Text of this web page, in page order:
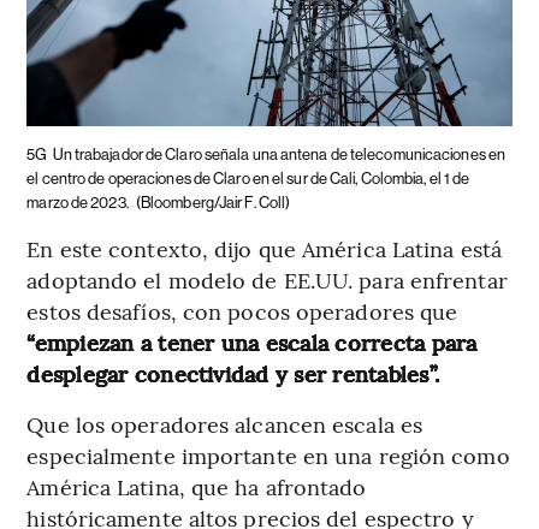
5G Un trabajador de Claro señala una antena de telecomunicaciones en
el centro de operaciones de Claro en el sur de Cali, Colombia, el 1 de
marzo de 2023. (Bloomberg/Jair F. Coll)
En este contexto, dijo que América Latina está
adoptando el modelo de EE.UU. para enfrentar
estos desafíos, con pocos operadores que
“empiezan a tener una escala correcta para
desplegar conectividad y ser rentables”.
Que los operadores alcancen escala es
especialmente importante en una región como
América Latina, que ha afrontado
históricamente altos precios del espectro y